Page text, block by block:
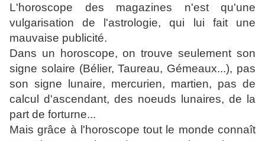
L'horoscope des magazines n'est qu'une
vulgarisation de l'astrologie, qui lui fait une
mauvaise publicité.
Dans un horoscope, on trouve seulement son
signe solaire (Bélier, Taureau, Gémeaux...), pas
son signe lunaire, mercurien, martien, pas de
calcul d'ascendant, des noeuds lunaires, de la
part de forturne...
Mais grâce à l'horoscope tout le monde connaît